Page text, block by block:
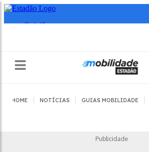
HOME NOTÍCIAS GUIAS MOBILIDADE
Publicidade